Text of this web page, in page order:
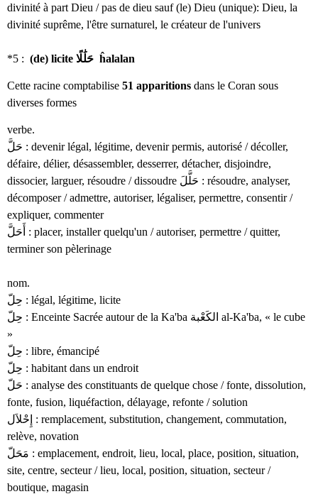
divinité à part Dieu / pas de dieu sauf (le) Dieu (unique): Dieu, la
divinité suprême, l'être surnaturel, le créateur de l'univers
*5 : (de) licite حَلَٰلًا ĥalalan
Cette racine comptabilise 51 apparitions dans le Coran sous
diverses formes
verbe.
حَلَّ : devenir légal, légitime, devenir permis, autorisé / décoller,
défaire, délier, désassembler, desserrer, détacher, disjoindre,
dissocier, larguer, résoudre / dissoudre حَلَّلَ : résoudre, analyser,
décomposer / admettre, autoriser, légaliser, permettre, consentir /
expliquer, commenter
أَحَلَّ : placer, installer quelqu'un / autoriser, permettre / quitter,
terminer son pèlerinage
nom.
حِلّ : légal, légitime, licite
حِلّ : Enceinte Sacrée autour de la Ka'ba الكَعْبة al-Ka'ba, « le cube
»
حِلّ : libre, émancipé
حِلّ : habitant dans un endroit
حَلّ : analyse des constituants de quelque chose / fonte, dissolution,
fonte, fusion, liquéfaction, délayage, refonte / solution
إِحْلاَل : remplacement, substitution, changement, commutation,
relève, novation
مَحَلّ : emplacement, endroit, lieu, local, place, position, situation,
site, centre, secteur / lieu, local, position, situation, secteur /
boutique, magasin